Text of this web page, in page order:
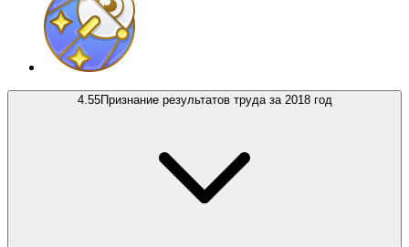
4.55Признание результатов труда за 2018 год